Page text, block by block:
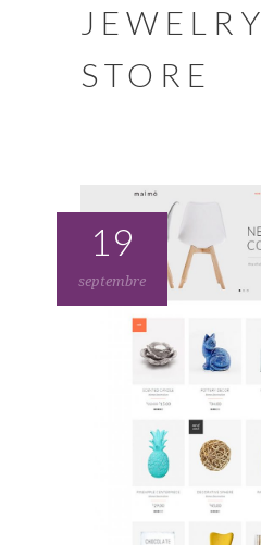
JEWELRY
STORE
19
septembre